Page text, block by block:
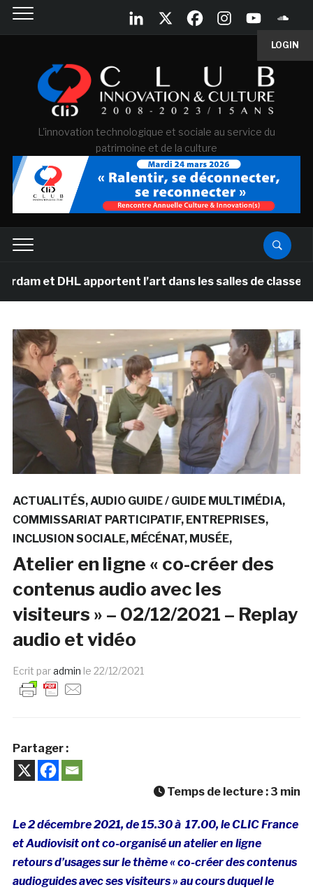
LOGIN
L'innovation technologique et sociale au service du
patrimoine et de la culture
apportent l’art dans les salles de classe des
ACTUALITÉS AUDIO GUIDE / GUIDE MULTIMÉDIA
COMMISSARIAT PARTICIPATIF ENTREPRISES
INCLUSION SOCIALE MÉCÉNAT MUSÉE
Atelier en ligne « co-créer des
contenus audio avec les
visiteurs » – 02/12/2021 – Replay
audio et vidéo
Ecrit paradmin le 22/12/2021
Partager :
Temps de lecture : 3 min
Le 2 décembre 2021, de 15.30 à 17.00, le CLIC France
et Audiovisit ont co-organisé un atelier en ligne
retours d’usages sur le thème « co-créer des contenus
audioguides avec ses visiteurs » au cours duquel le